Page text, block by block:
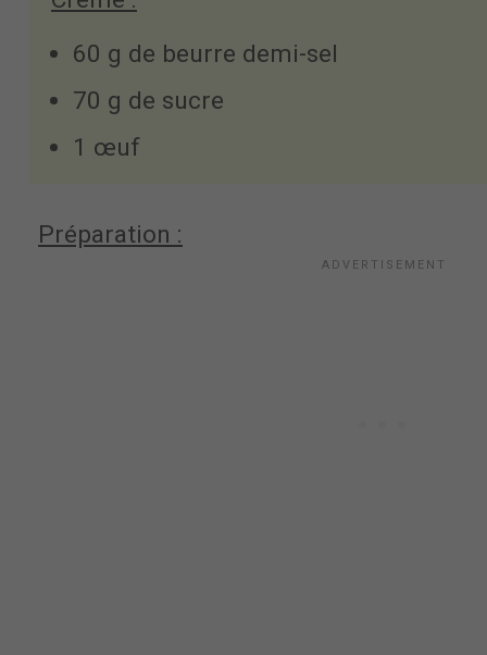
60 g de beurre demi-sel
70 g de sucre
1 œuf
Préparation :